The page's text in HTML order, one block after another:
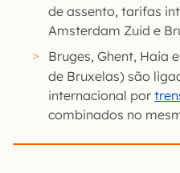
de assento, tarifas
Amsterdam Zuid e
Bruges, Ghent, Haia
de Bruxelas) são
internacional por
combinados no